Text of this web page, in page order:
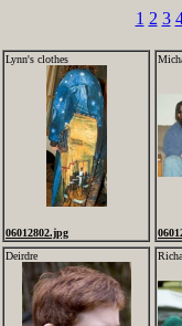
1 2 3
Lynn's clothes
06012802.jpg
Deirdre